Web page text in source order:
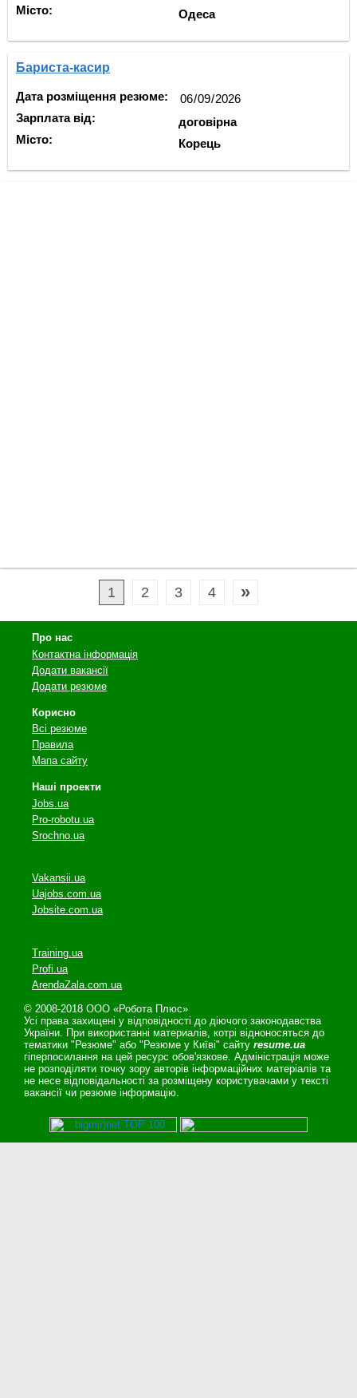
Місто:
Одеса
Бариста-касир
Дата розміщення резюме:
Зарплата від:
Місто:
договірна
Корець
1 2 3 4 »
Про нас
Контактна інформація
Додати вакансії
Додати резюме
Корисно
Всі резюме
Правила
Мапа сайту
Наші проекти
Jobs.ua
Pro-robotu.ua
Srochno.ua
Vakansii.ua
Uajobs.com.ua
Jobsite.com.ua
Training.ua
Profi.ua
ArendaZala.com.ua
© 2008-2018 ООО «Робота Плюс»
Усі права захищені у відповідності до діючого законодавства
України. При використанні материалів, котрі відноносяться до
тематики "Резюме" або "Резюме у Київі" сайту resume.ua
гіперпосилання на цей ресурс обов'язкове. Адміністрація може
не розподіляти точку зору авторів інформаційних матеріалів та
не несе відповідальності за розміщену користувачами у тексті
вакансії чи резюме інформацію.